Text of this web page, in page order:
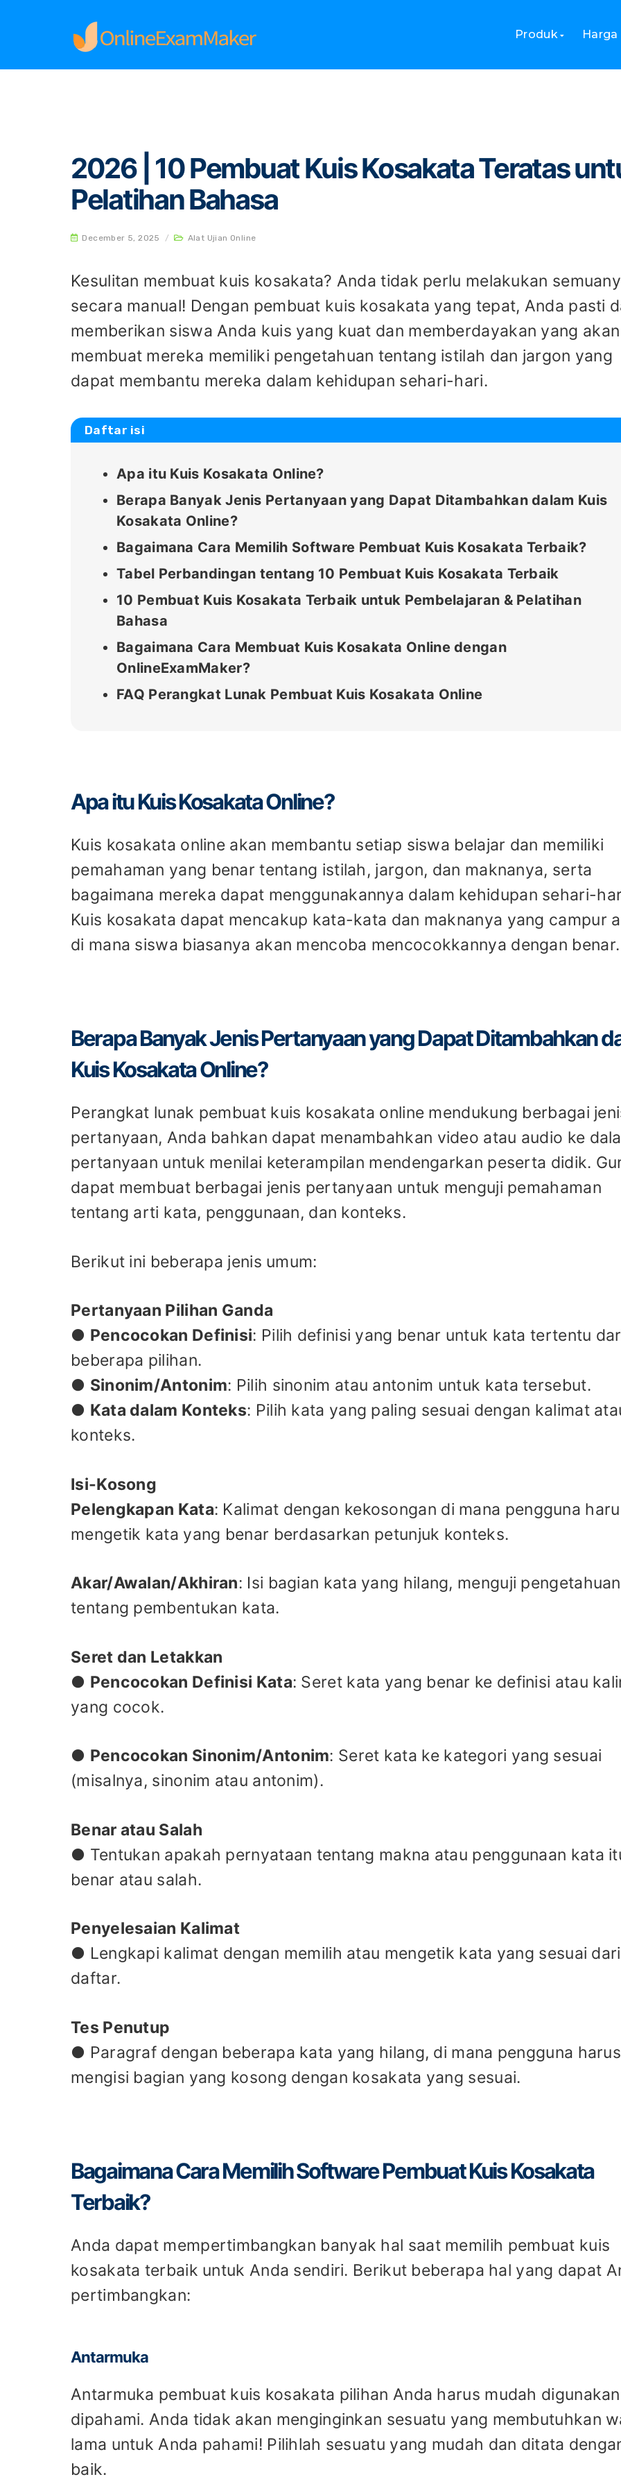
Produk Harga
Home
2026 | 10 Pembuat Kuis Kosakata Teratas
Pelatihan Bahasa
December 5, 2025 / Alat Ujian Online
Kesulitan membuat kuis kosakata? Anda tidak perlu melakukan
secara manual! Dengan pembuat kuis kosakata yang tepat, Anda pasti
memberikan siswa Anda kuis yang kuat dan memberdayakan yang akan
membuat mereka memiliki pengetahuan tentang istilah dan jargon yang
dapat membantu mereka dalam kehidupan sehari-hari.
Daftar isi
Apa itu Kuis Kosakata Online?
Berapa Banyak Jenis Pertanyaan yang Dapat Ditambahkan dalam Kuis
Kosakata Online?
Bagaimana Cara Memilih Software Pembuat Kuis Kosakata Terbaik?
Tabel Perbandingan tentang 10 Pembuat Kuis Kosakata Terbaik
10 Pembuat Kuis Kosakata Terbaik untuk Pembelajaran & Pelatihan
Bahasa
Bagaimana Cara Membuat Kuis Kosakata Online dengan
OnlineExamMaker?
FAQ Perangkat Lunak Pembuat Kuis Kosakata Online
Apa itu Kuis Kosakata Online?
Kuis kosakata online akan membantu setiap siswa belajar dan memiliki
pemahaman yang benar tentang istilah, jargon, dan maknanya, serta
bagaimana mereka dapat menggunakannya dalam kehidupan sehari-
Kuis kosakata dapat mencakup kata-kata dan maknanya yang campur
di mana siswa biasanya akan mencoba mencocokkannya dengan benar.
Berapa Banyak Jenis Pertanyaan yang Dapat Ditambahkan
Kuis Kosakata Online?
Perangkat lunak pembuat kuis kosakata online mendukung berbagai
pertanyaan, Anda bahkan dapat menambahkan video atau audio ke
pertanyaan untuk menilai keterampilan mendengarkan peserta didik.
dapat membuat berbagai jenis pertanyaan untuk menguji pemahaman
tentang arti kata, penggunaan, dan konteks.
Berikut ini beberapa jenis umum:
Pertanyaan Pilihan Ganda
● Pencocokan Definisi: Pilih definisi yang benar untuk kata tertentu
beberapa pilihan.
● Sinonim/Antonim: Pilih sinonim atau antonim untuk kata tersebut.
● Kata dalam Konteks: Pilih kata yang paling sesuai dengan kalimat
konteks.
Isi-Kosong
Pelengkapan Kata: Kalimat dengan kekosongan di mana pengguna
mengetik kata yang benar berdasarkan petunjuk konteks.
Akar/Awalan/Akhiran: Isi bagian kata yang hilang, menguji pengetahuan
tentang pembentukan kata.
Seret dan Letakkan
● Pencocokan Definisi Kata: Seret kata yang benar ke definisi atau
yang cocok.
● Pencocokan Sinonim/Antonim: Seret kata ke kategori yang sesuai
(misalnya, sinonim atau antonim).
Benar atau Salah
● Tentukan apakah pernyataan tentang makna atau penggunaan kata
benar atau salah.
Penyelesaian Kalimat
● Lengkapi kalimat dengan memilih atau mengetik kata yang sesuai dari
daftar.
Tes Penutup
● Paragraf dengan beberapa kata yang hilang, di mana pengguna harus
mengisi bagian yang kosong dengan kosakata yang sesuai.
Bagaimana Cara Memilih Software Pembuat Kuis Kosakata
Terbaik?
Anda dapat mempertimbangkan banyak hal saat memilih pembuat kuis
kosakata terbaik untuk Anda sendiri. Berikut beberapa hal yang dapat
pertimbangkan:
Antarmuka
Antarmuka pembuat kuis kosakata pilihan Anda harus mudah
dipahami. Anda tidak akan menginginkan sesuatu yang membutuhkan
lama untuk Anda pahami! Pilihlah sesuatu yang mudah dan ditata
baik.